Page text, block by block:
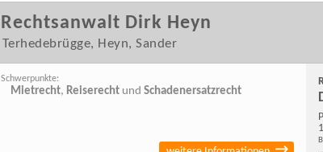
Rechtsanwalt Dirk Heyn
Terhedebrügge, Heyn, Sander
Schwerpunkte:
Mietrecht, Reiserecht undSchadenersatzrecht